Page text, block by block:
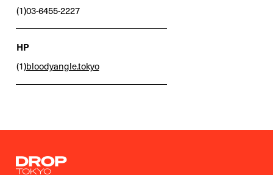
(1)03-6455-2227
HP
(1)bloodyangle.tokyo
Droptokyo